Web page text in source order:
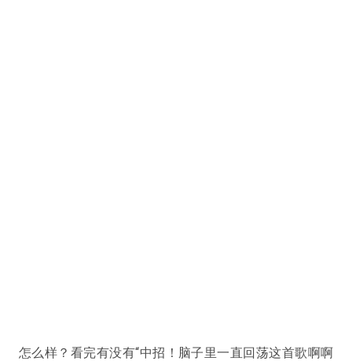
怎么样？看完有没有“中招 ！脑子里一直回荡这首歌啊啊